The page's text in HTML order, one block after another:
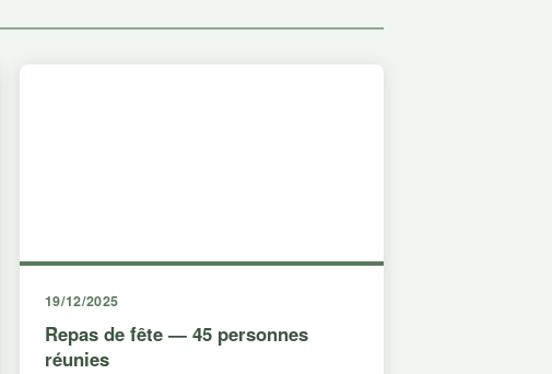
19/12/2025
Repas de fête — 45 personnes
réunies